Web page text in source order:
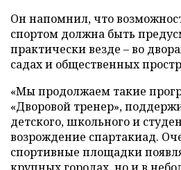
Он напомнил, что
спортом должна быть
практически везде – во
садах и общественных
«Мы продолжаем такие
«Дворовой тренер»,
детского, школьного и
возрождение спартакиад.
спортивные площадки